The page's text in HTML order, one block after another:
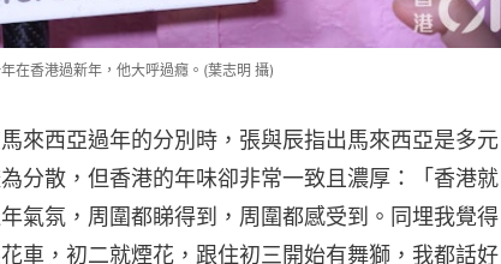
在香港過新年，他大呼過癮。(葉志明 攝)
來西亞過年的分別時，張與辰指出馬來西亞是多元
分散，但香港的年味卻非常一致且濃厚：「香港就
氣氛，周圍都睇得到，周圍都感受到。同埋我覺得
車，初二就煙花，跟住初三開始有舞獅，我都話好